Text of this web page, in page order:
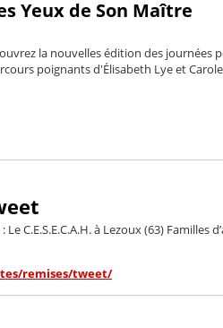
Yeux de Son Maître
la nouvelles édition des journées
poignants d'Élisabeth Lye et
C.E.S.E.C.A.H. à Lezoux (63) Familles
remises/tweet/